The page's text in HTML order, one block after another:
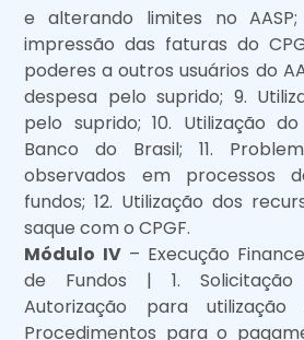
e alterando limites no
impressão das faturas do
poderes a outros usuários do
despesa pelo suprido; 9.
pelo suprido; 10. Utilização
Banco do Brasil; 11.
observados em processos
fundos; 12. Utilização dos
saque com o CPGF.
Módulo IV– Execução
de Fundos | 1.
Autorização para
Procedimentos para o